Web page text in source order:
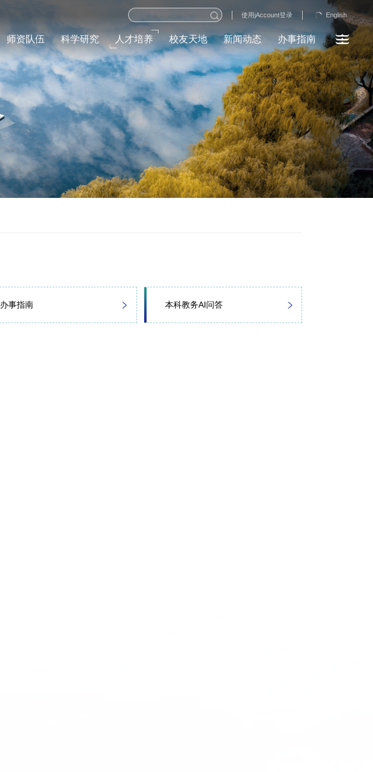
使用jAccount登录 English
师资队伍 科学研究 人才培养 校友天地 新闻动态 办事指南
办事指南 本科教务AI问答